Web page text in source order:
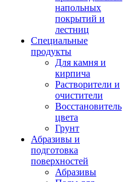
напольных
покрытий и
лестниц
Специальные
продукты
Для камня и
кирпича
Растворители и
очистители
Восстановитель
цвета
Грунт
Абразивы и
подготовка
поверхностей
Абразивы